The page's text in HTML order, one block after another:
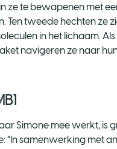
ze te bewapenen met
Ten tweede hechten ze
in het lichaam.
navigeren ze naar
Simone mee werkt, is
“In samenwerking met